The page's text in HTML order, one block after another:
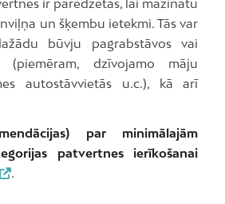
ir paredzētas, lai mazinātu
un šķembu ietekmi. Tās var
būvju pagrabstāvos vai
(piemēram, dzīvojamo māju
autostāvvietās u.c.), kā arī
par minimālajām
patvertnes ierīkošanai
.